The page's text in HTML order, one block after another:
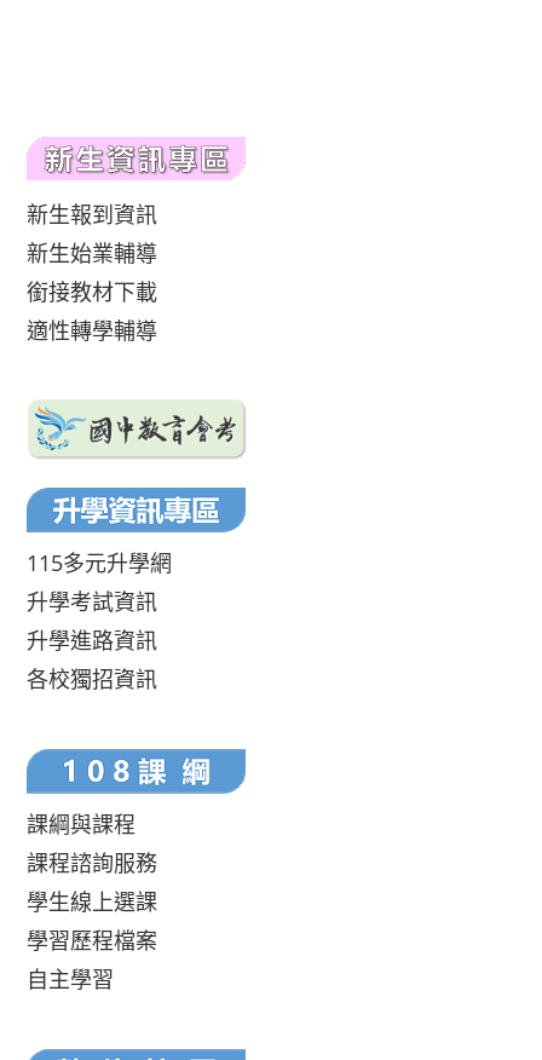
新生報到資訊
新生始業輔導
銜接教材下載
適性轉學輔導
115多元升學網
升學考試資訊
升學進路資訊
各校獨招資訊
課綱與課程
課程諮詢服務
學生線上選課
學習歷程檔案
自主學習